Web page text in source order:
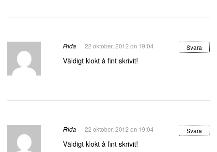
Frida 22 oktober, 2012 on 19:04 Svara
Väldigt klokt å fint skrivit!
Frida 22 oktober, 2012 on 19:04 Svara
Väldigt klokt å fint skrivit!